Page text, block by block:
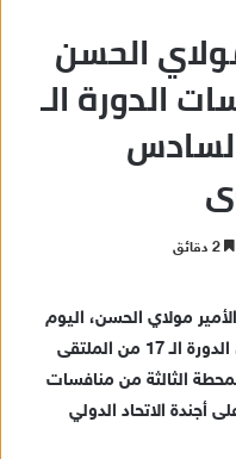
الحسن
الدورة الـ
مولاي الحسن، اليوم
الأحد 31 ماي بالملعب الأولمبي بالرباط، الدورة الـ 17 من الملتقى
الثالثة من منافسات
أجندة الاتحاد الدولي